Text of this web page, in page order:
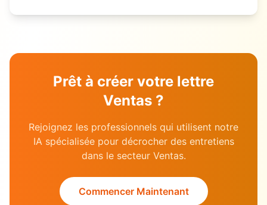
Prêt à créer votre lettre
Ventas ?
Rejoignez les professionnels qui utilisent notre
IA spécialisée pour décrocher des entretiens
dans le secteur Ventas.
Commencer Maintenant